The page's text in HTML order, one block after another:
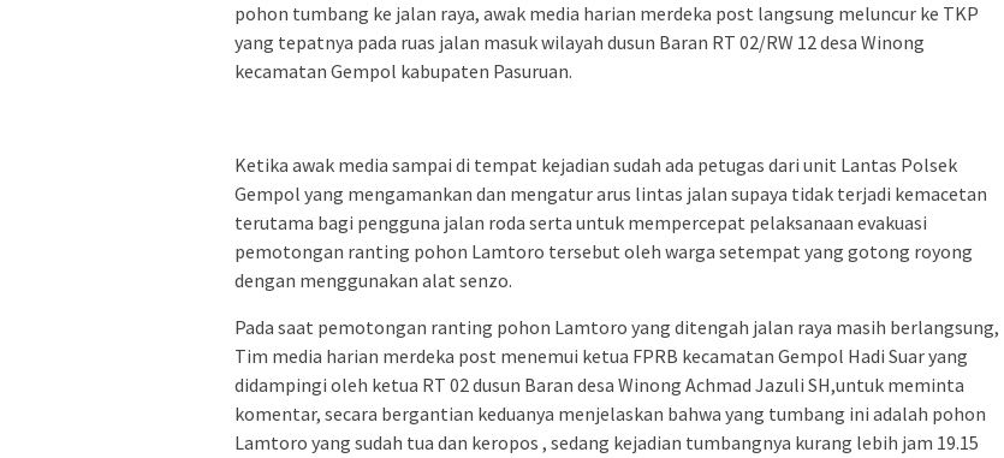
pohon tumbang ke jalan raya, awak media harian merdeka post langsung meluncur ke TKP
yang tepatnya pada ruas jalan masuk wilayah dusun Baran RT 02/RW 12 desa Winong
kecamatan Gempol kabupaten Pasuruan.
Ketika awak media sampai di tempat kejadian sudah ada petugas dari unit Lantas Polsek
Gempol yang mengamankan dan mengatur arus lintas jalan supaya tidak terjadi kemacetan
terutama bagi pengguna jalan roda serta untuk mempercepat pelaksanaan evakuasi
pemotongan ranting pohon Lamtoro tersebut oleh warga setempat yang gotong royong
dengan menggunakan alat senzo.
Pada saat pemotongan ranting pohon Lamtoro yang ditengah jalan raya masih berlangsung,
Tim media harian merdeka post menemui ketua FPRB kecamatan Gempol Hadi Suar yang
didampingi oleh ketua RT 02 dusun Baran desa Winong Achmad Jazuli SH,untuk meminta
komentar, secara bergantian keduanya menjelaskan bahwa yang tumbang ini adalah pohon
Lamtoro yang sudah tua dan keropos , sedang kejadian tumbangnya kurang lebih jam 19.15